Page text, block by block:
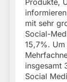
Produkte,
mit sehr
Social-
15,7%.
insgesamt
Social